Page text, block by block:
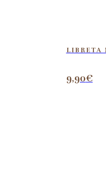
LIBRETA
9,90€